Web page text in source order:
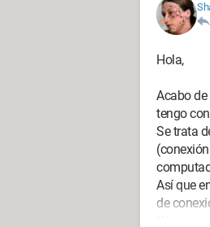
Hola,
Acabo de
tengo
Se trata
Así que
de
"No